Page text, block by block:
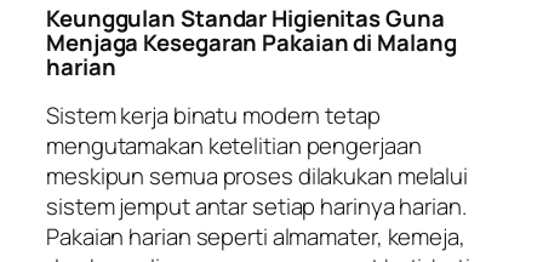
Keunggulan Standar Higienitas Guna
Menjaga Kesegaran Pakaian di Malang
harian
Sistem kerja binatu modern tetap
mengutamakan ketelitian pengerjaan
meskipun semua proses dilakukan melalui
sistem jemput antar setiap harinya harian.
Pakaian harian seperti almamater, kemeja,